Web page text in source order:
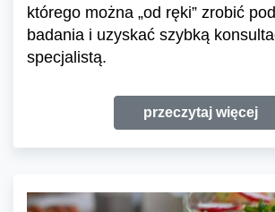
którego można „od ręki” zrobić
badania i uzyskać szybką
specjalistą.
przeczytaj więcej